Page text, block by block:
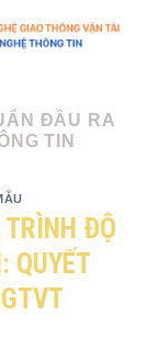
ĐẦU RA
TIN
ĐỘ
QUYẾT